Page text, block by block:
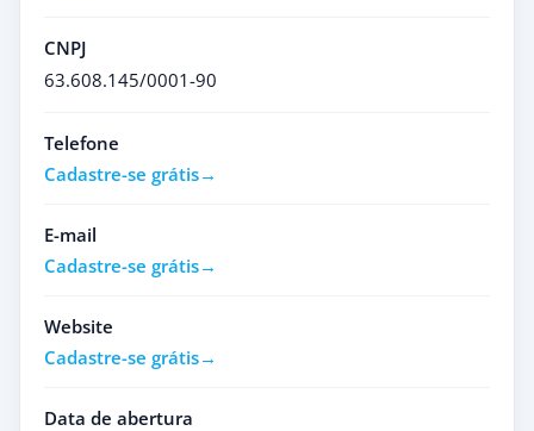
CNPJ
63.608.145/0001-90
Telefone
Cadastre-se grátis
E-mail
Cadastre-se grátis
Website
Cadastre-se grátis
Data de abertura